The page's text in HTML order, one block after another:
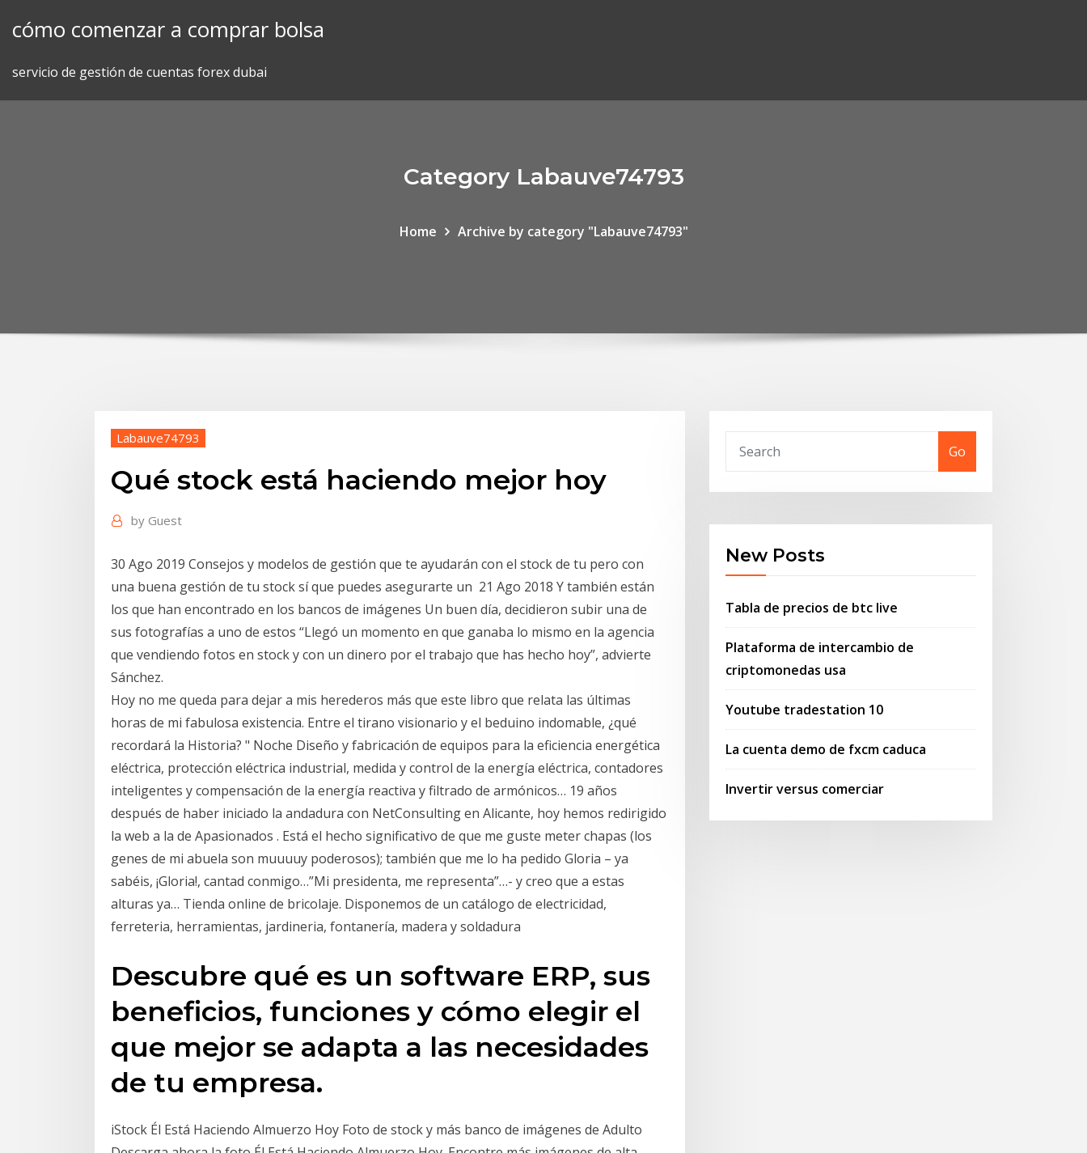
cómo comenzar a comprar bolsa
servicio de gestión de cuentas forex dubai
Category Labauve74793
Home Archive by category "Labauve74793"
Labauve74793
Qué stock está haciendo mejor hoy
by Guest
30 Ago 2019 Consejos y modelos de gestión que te ayudarán con el stock de tu pero con
una buena gestión de tu stock sí que puedes asegurarte un 21 Ago 2018 Y también están
los que han encontrado en los bancos de imágenes Un buen día, decidieron subir una de
sus fotografías a uno de estos “Llegó un momento en que ganaba lo mismo en la agencia
que vendiendo fotos en stock y con un dinero por el trabajo que has hecho hoy”, advierte
Sánchez.
Hoy no me queda para dejar a mis herederos más que este libro que relata las últimas
horas de mi fabulosa existencia. Entre el tirano visionario y el beduino indomable, ¿qué
recordará la Historia? " Noche Diseño y fabricación de equipos para la eficiencia energética
eléctrica, protección eléctrica industrial, medida y control de la energía eléctrica, contadores
inteligentes y compensación de la energía reactiva y filtrado de armónicos… 19 años
después de haber iniciado la andadura con NetConsulting en Alicante, hoy hemos redirigido
la web a la de Apasionados ️. Está el hecho significativo de que me guste meter chapas (los
genes de mi abuela son muuuuy poderosos); también que me lo ha pedido Gloria – ya
sabéis, ¡Gloria!, cantad conmigo…”Mi presidenta, me representa”…- y creo que a estas
alturas ya… Tienda online de bricolaje. Disponemos de un catálogo de electricidad,
ferreteria, herramientas, jardineria, fontanería, madera y soldadura
Descubre qué es un software ERP, sus
beneficios, funciones y cómo elegir el
que mejor se adapta a las necesidades
de tu empresa.
iStock Él Está Haciendo Almuerzo Hoy Foto de stock y más banco de imágenes de Adulto
Go
New Posts
Tabla de precios de btc live
Plataforma de intercambio de
criptomonedas usa
Youtube tradestation 10
La cuenta demo de fxcm caduca
Invertir versus comerciar